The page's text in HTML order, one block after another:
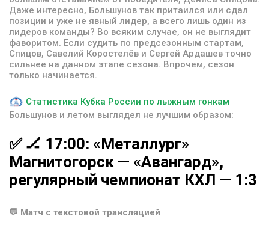
Даже интересно, Большунов так притаился или сдал
позиции и уже не явный лидер, а всего лишь один из
лидеров команды? Во всяким случае, он не выглядит
фаворитом. Если судить по предсезонным стартам,
Спицов, Савелий Коростелёв и Сергей Ардашев точно
сильнее на данном этапе сезона. Впрочем, сезон
только начинается.
Статистика Кубка России по лыжным гонкам
Большунов и летом выглядел не лучшим образом:
✅ 🏒 17:00: «Металлург»
Магнитогорск — «Авангард»,
регулярный чемпионат КХЛ — 1:3
💬 Матч с текстовой трансляцией